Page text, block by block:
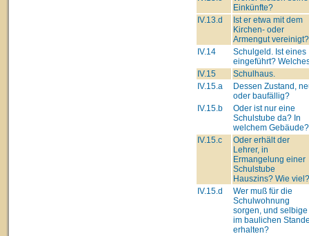
Einkünfte?
IV.13.d
Ist er etwa mit dem
Kirchen- oder
Armengut vereinigt?
IV.14
Schulgeld. Ist eines
eingeführt?
IV.15
Schulhaus.
IV.15.a
Dessen Zustand,
oder baufällig?
IV.15.b
Oder ist nur eine
Schulstube da? In
welchem Gebäude?
IV.15.c
Oder erhält der
Lehrer, in
Ermangelung einer
Schulstube
Hauszins? Wie viel?
IV.15.d
Wer muß für die
Schulwohnung
sorgen, und selbige
im baulichen
erhalten?